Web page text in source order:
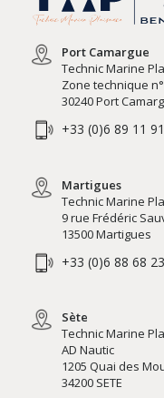
Port Camargue
Technic Marine
Zone technique
30240 Port
+33 (0)6 89 11
Martigues
Technic Marine
9 rue Frédéric
13500 Martigues
+33 (0)6 88 68
Sète
Technic Marine
AD Nautic
1205 Quai des
34200 SETE